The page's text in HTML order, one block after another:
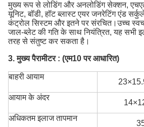
मुख्य रूप से लोडिंग और अनलोडिंग सेक्शन,
यूनिट, बॉडी, हॉट ब्लास्ट एयर जनरेटिंग एंड
कंट्रोल सिस्टम और इतने पर संरचित।उच्च
जाल-ब्लेट की गति के साथ नियंत्रित, यह सभी
तरह से संतुष्ट कर सकता है।
3. मुख्य पैरामीटर : (एम10 पर आधारित)
बाहरी आयाम
आयाम के अंदर
अधिकतम इलाज तापमान